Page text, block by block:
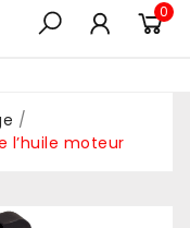
0
l’huile moteur